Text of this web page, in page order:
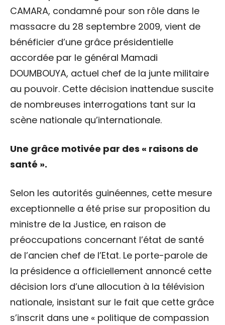
CAMARA, condamné pour son rôle dans le
massacre du 28 septembre 2009, vient de
bénéficier d’une grâce présidentielle
accordée par le général Mamadi
DOUMBOUYA, actuel chef de la junte militaire
au pouvoir. Cette décision inattendue suscite
de nombreuses interrogations tant sur la
scène nationale qu’internationale.
Une grâce motivée par des « raisons de
santé ».
Selon les autorités guinéennes, cette mesure
exceptionnelle a été prise sur proposition du
ministre de la Justice, en raison de
préoccupations concernant l’état de santé
de l’ancien chef de l’Etat. Le porte-parole de
la présidence a officiellement annoncé cette
décision lors d’une allocution à la télévision
nationale, insistant sur le fait que cette grâce
s’inscrit dans une « politique de compassion